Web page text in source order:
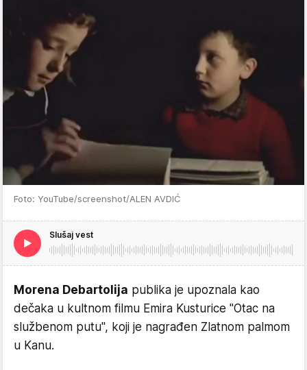
Foto: YouTube/screenshot/ALEN AVDIĆ
Slušaj vest
Morena Debartolija publika je upoznala kao
dečaka u kultnom filmu Emira Kusturice "Otac na
službenom putu", koji je nagrađen Zlatnom palmom
u Kanu.